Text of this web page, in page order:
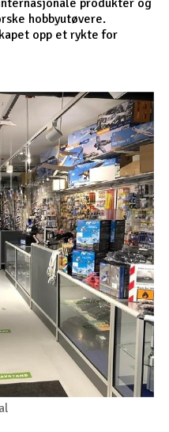
hobbyutøvere.
opp et rykte for